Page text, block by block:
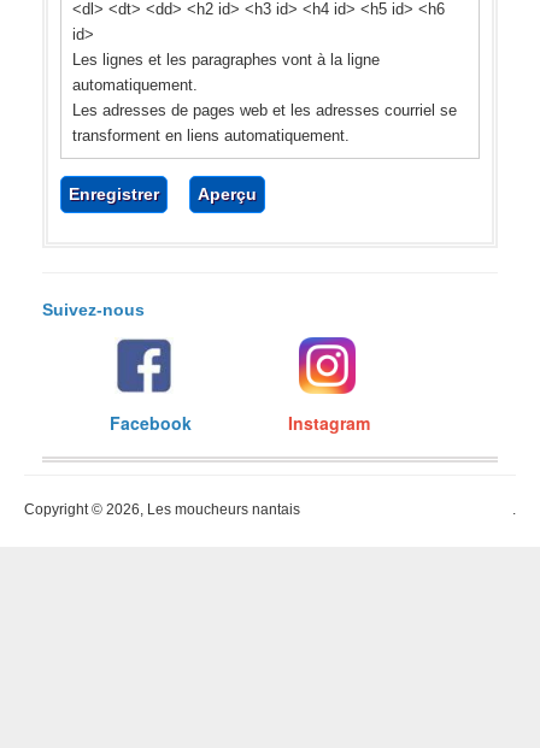
<dl> <dt> <dd> <h2 id> <h3 id> <h4 id> <h5 id> <h6
id>
Les lignes et les paragraphes vont à la ligne
automatiquement.
Les adresses de pages web et les adresses courriel se
transforment en liens automatiquement.
Suivez-nous
Facebook Instagram
Copyright © 2026, Les moucheurs nantais